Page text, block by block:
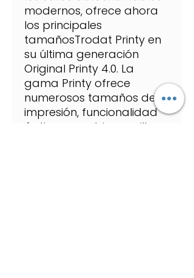
modernos, ofrece ahora
los principales
tamañosTrodat Printy en
su última generación
Original Printy 4.0. La
gama Printy ofrece
numerosos tamaños de
impresión, funcionalidad
óptima, cambio sencillo y